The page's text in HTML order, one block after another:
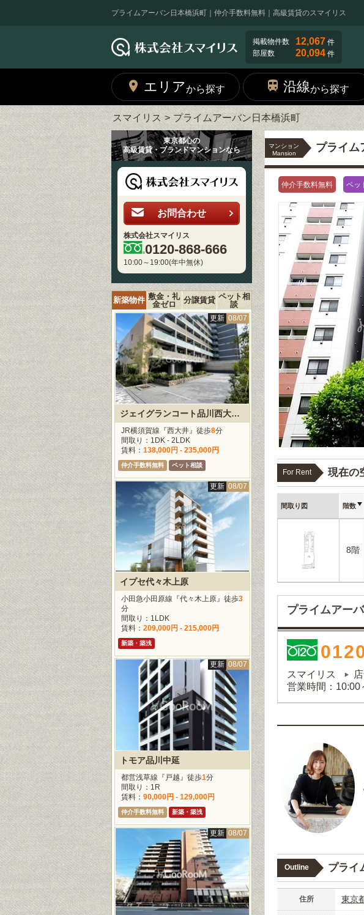
プライムアーバン日本橋浜町｜仲介手数料無料｜高級賃貸のスマイリス
掲載物件数 12,067 件
部屋数
20,094 件
エリアから探す 沿線から探す
スマイリス プライムアーバン日本橋浜町
マンション
Mansion
プライム
仲介手数料無料 ペッ
For Rent 現在の
間取り図 階数
8階
プライムアー
スマイリス
営業時間：10:00
Outline プライ
住所 東京
東京都心の
高級賃貸・ブランドマンションなら
お問合わせ
株式会社スマイリス
0120-868-666
10:00～19:00(年中無休)
新築物件 敷金・礼
金ゼロ
分譲賃貸 ペット相
談
更新 08/07
ジェイグランコート品川西大井イースト
JR横須賀線『西大井』徒歩8分
間取り：1DK - 2LDK
賃料： 138,000円 - 235,000円
仲介手数料無料 ペット相談
更新 08/07
イプセ代々木上原
小田急小田原線『代々木上原』徒歩3
分
間取り：1LDK
賃料： 209,000円 - 215,000円
新築・築浅
更新 08/07
トモア品川中延
都営浅草線『戸越』徒歩1分
間取り：1R
賃料： 90,000円 - 129,000円
仲介手数料無料 新築・築浅
更新 08/07